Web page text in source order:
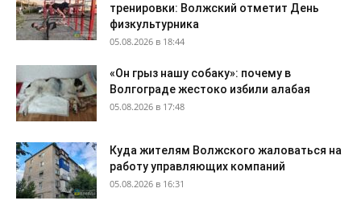
тренировки: Волжский отметит День
физкультурника
05.08.2026 в 18:44
«Он грыз нашу собаку»: почему в
Волгограде жестоко избили алабая
05.08.2026 в 17:48
Куда жителям Волжского жаловаться на
работу управляющих компаний
05.08.2026 в 16:31